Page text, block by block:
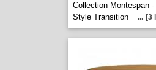
Collection Montespan
Style Transition
... [3